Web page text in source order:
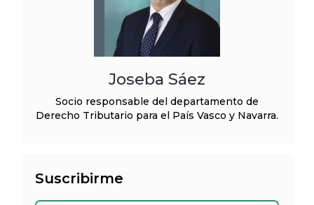
Joseba Sáez
Socio responsable del departamento de
Derecho Tributario para el País Vasco y Navarra.
Suscribirme